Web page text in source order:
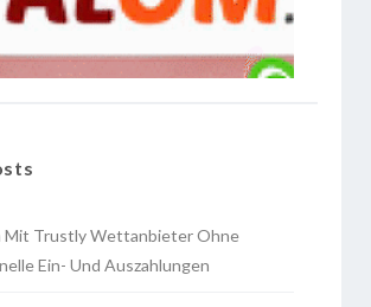
Mit Trustly Wettanbieter Ohne
Ein- Und Auszahlungen